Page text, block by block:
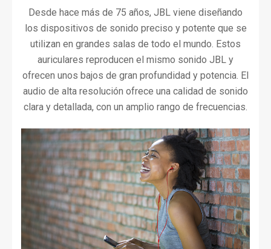
Desde hace más de 75 años, JBL viene diseñando
los dispositivos de sonido preciso y potente que se
utilizan en grandes salas de todo el mundo. Estos
auriculares reproducen el mismo sonido JBL y
ofrecen unos bajos de gran profundidad y potencia. El
audio de alta resolución ofrece una calidad de sonido
clara y detallada, con un amplio rango de frecuencias.